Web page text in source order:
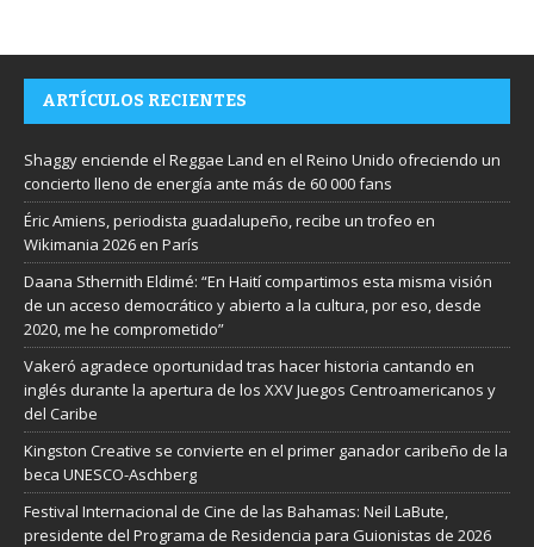
ARTÍCULOS RECIENTES
Shaggy enciende el Reggae Land en el Reino Unido ofreciendo un
concierto lleno de energía ante más de 60 000 fans
Éric Amiens, periodista guadalupeño, recibe un trofeo en
Wikimania 2026 en París
Daana Sthernith Eldimé: “En Haití compartimos esta misma visión
de un acceso democrático y abierto a la cultura, por eso, desde
2020, me he comprometido”
Vakeró agradece oportunidad tras hacer historia cantando en
inglés durante la apertura de los XXV Juegos Centroamericanos y
del Caribe
Kingston Creative se convierte en el primer ganador caribeño de la
beca UNESCO-Aschberg
Festival Internacional de Cine de las Bahamas: Neil LaBute,
presidente del Programa de Residencia para Guionistas de 2026